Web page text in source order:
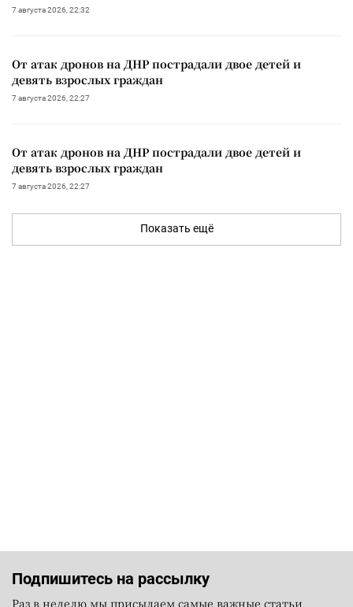
7 августа 2026, 22:32
От атак дронов на ДНР пострадали двое детей и
девять взрослых граждан
7 августа 2026, 22:27
От атак дронов на ДНР пострадали двое детей и
девять взрослых граждан
7 августа 2026, 22:27
Показать ещё
Подпишитесь на рассылку
Раз в неделю мы присылаем самые важные статьи